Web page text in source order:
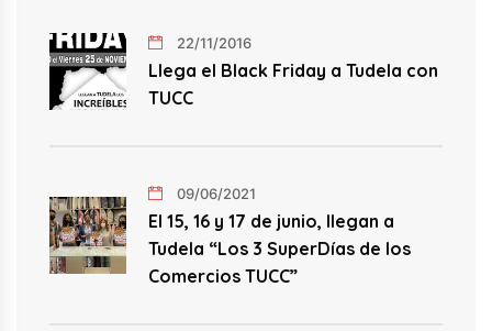
22/11/2016
Llega el Black Friday a Tudela con
TUCC
09/06/2021
El 15, 16 y 17 de junio, llegan a
Tudela “Los 3 SuperDías de los
Comercios TUCC”